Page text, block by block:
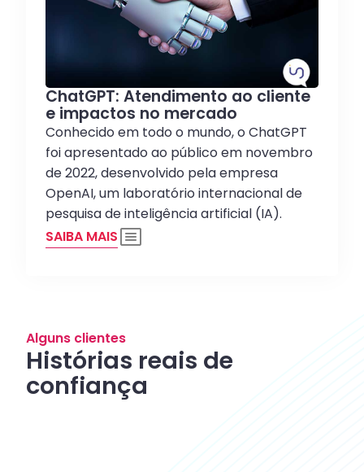
ChatGPT: Atendimento ao cliente
e impactos no mercado
Conhecido em todo o mundo, o ChatGPT
foi apresentado ao público em novembro
de 2022, desenvolvido pela empresa
OpenAI, um laboratório internacional de
pesquisa de inteligência artificial (IA).
SAIBA MAIS
Alguns clientes
Histórias reais de
confiança